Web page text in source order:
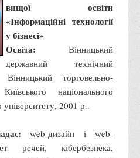
вищої освіти
«Інформаційні технології
у бізнесі»
Освіта: Вінницький
державний технічний
торговельно-
національного
університету, 2001 р..
web-дизайн і web-
речей, кібербезпека,